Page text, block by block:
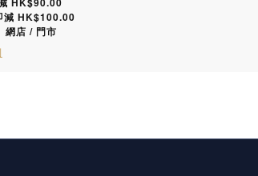
減 HK$100.00
網店 / 門市